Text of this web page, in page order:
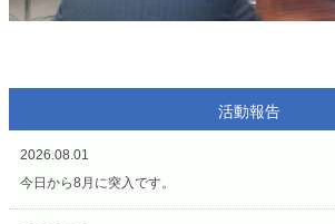
活動報告
2026.08.01
今日から8月に突入です。